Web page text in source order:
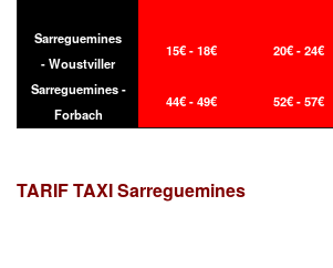
Sarreguemines
- Woustviller
15€ - 18€ 20€ - 24€
Sarreguemines -
Forbach
44€ - 49€ 52€ - 57€
TARIF TAXISarreguemines